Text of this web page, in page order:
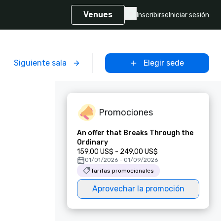
Venues Inscribirse Iniciar sesión
Siguiente sala Elegir sede
Promociones
An offer that Breaks Through the
Ordinary
159,00 US$ - 249,00 US$
01/01/2026 - 01/09/2026
Tarifas promocionales
Aprovechar la promoción